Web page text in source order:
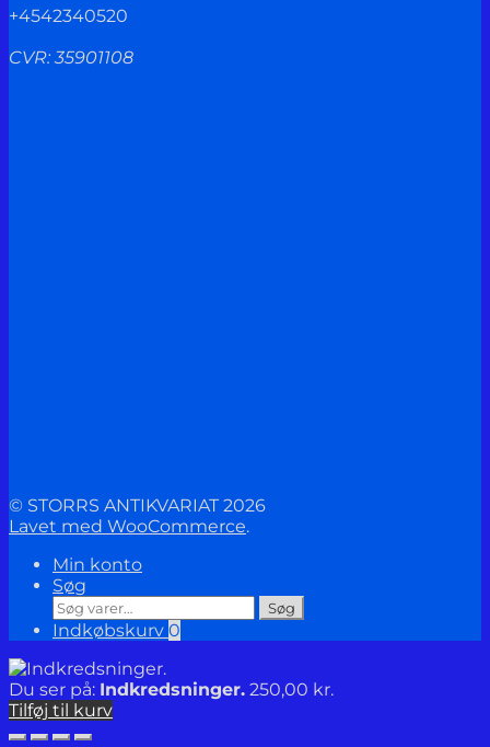
+4542340520
CVR: 35901108
© STORRS ANTIKVARIAT 2026
Lavet med WooCommerce.
Min konto
Søg
Søg
efter:
Søg
Indkøbskurv 0
Du ser på: Indkredsninger. 250,00 kr.
Tilføj til kurv